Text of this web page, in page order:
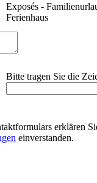
Exposés -
Ferienhaus
Bitte tragen Sie die
erklären
einverstanden.